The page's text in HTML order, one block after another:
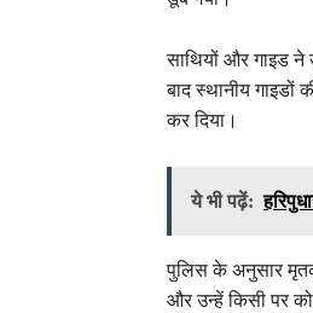
साथियों और गाइड ने
बाद स्थानीय गाइडों
कर दिया।
ये भी पढ़ें:
पुलिस के अनुसार
और उन्हें किसी पर